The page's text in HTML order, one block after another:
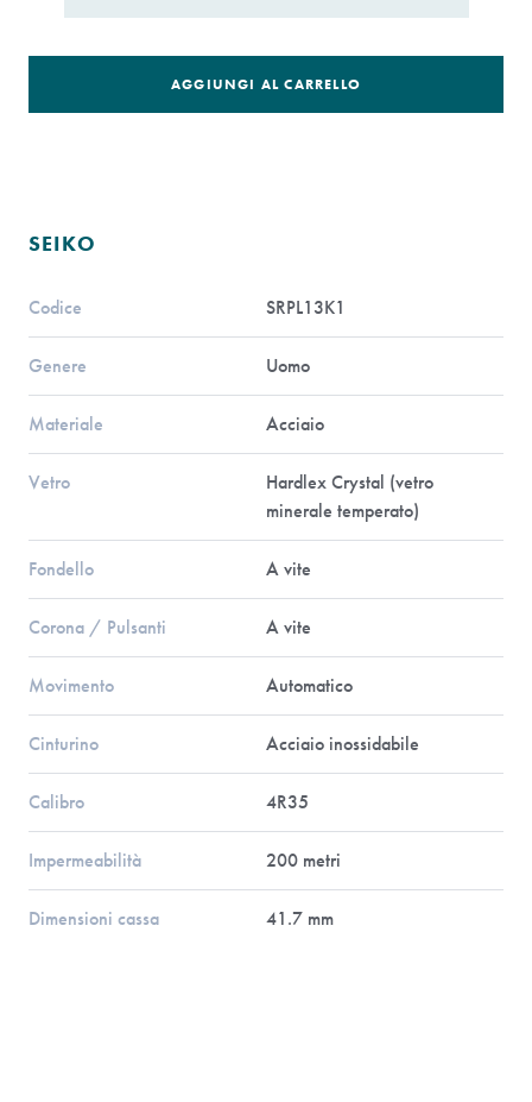
AGGIUNGI AL CARRELLO
SEIKO
Codice SRPL13K1
Genere Uomo
Materiale Acciaio
Vetro
Hardlex Crystal (vetro
minerale temperato)
Fondello A vite
Corona / Pulsanti A vite
Movimento Automatico
Cinturino Acciaio inossidabile
Calibro 4R35
Impermeabilità 200 metri
Dimensioni cassa 41.7 mm